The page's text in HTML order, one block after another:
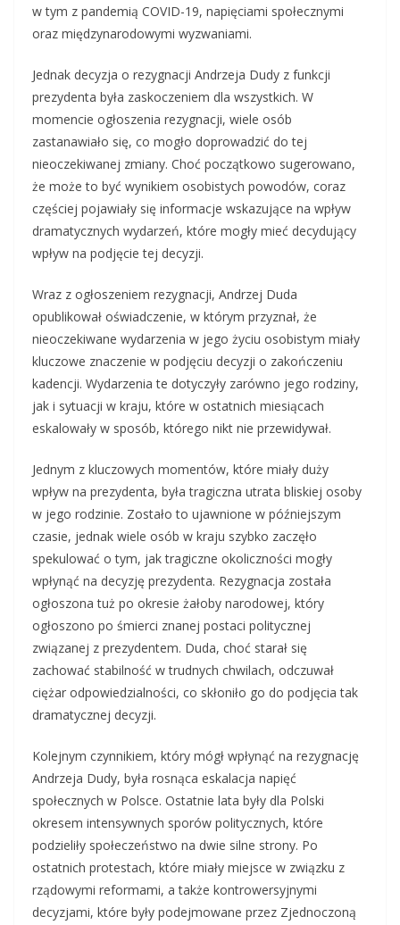
w tym z pandemią COVID-19, napięciami społecznymi
oraz międzynarodowymi wyzwaniami.
Jednak decyzja o rezygnacji Andrzeja Dudy z funkcji
prezydenta była zaskoczeniem dla wszystkich. W
momencie ogłoszenia rezygnacji, wiele osób
zastanawiało się, co mogło doprowadzić do tej
nieoczekiwanej zmiany. Choć początkowo sugerowano,
że może to być wynikiem osobistych powodów, coraz
częściej pojawiały się informacje wskazujące na wpływ
dramatycznych wydarzeń, które mogły mieć decydujący
wpływ na podjęcie tej decyzji.
Wraz z ogłoszeniem rezygnacji, Andrzej Duda
opublikował oświadczenie, w którym przyznał, że
nieoczekiwane wydarzenia w jego życiu osobistym miały
kluczowe znaczenie w podjęciu decyzji o zakończeniu
kadencji. Wydarzenia te dotyczyły zarówno jego rodziny,
jak i sytuacji w kraju, które w ostatnich miesiącach
eskalowały w sposób, którego nikt nie przewidywał.
Jednym z kluczowych momentów, które miały duży
wpływ na prezydenta, była tragiczna utrata bliskiej osoby
w jego rodzinie. Zostało to ujawnione w późniejszym
czasie, jednak wiele osób w kraju szybko zaczęło
spekulować o tym, jak tragiczne okoliczności mogły
wpłynąć na decyzję prezydenta. Rezygnacja została
ogłoszona tuż po okresie żałoby narodowej, który
ogłoszono po śmierci znanej postaci politycznej
związanej z prezydentem. Duda, choć starał się
zachować stabilność w trudnych chwilach, odczuwał
ciężar odpowiedzialności, co skłoniło go do podjęcia tak
dramatycznej decyzji.
Kolejnym czynnikiem, który mógł wpłynąć na rezygnację
Andrzeja Dudy, była rosnąca eskalacja napięć
społecznych w Polsce. Ostatnie lata były dla Polski
okresem intensywnych sporów politycznych, które
podzieliły społeczeństwo na dwie silne strony. Po
ostatnich protestach, które miały miejsce w związku z
rządowymi reformami, a także kontrowersyjnymi
decyzjami, które były podejmowane przez Zjednoczoną